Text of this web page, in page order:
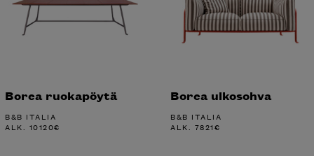
Borea ruokapöytä
B&B ITALIA
ALK. 10120€
Borea ulkosohva
B&B ITALIA
ALK. 7821€